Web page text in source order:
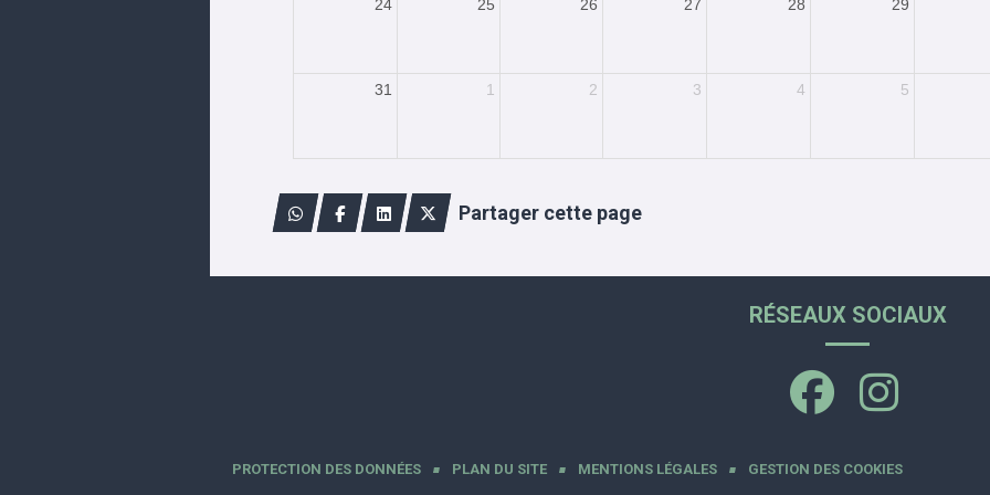
24 25 26 27 28 29
31 1 2 3 4 5
Partager cette page
RÉSEAUX SOCIAUX
PROTECTION DES DONNÉES PLAN DU SITE MENTIONS LÉGALES GESTION DES COOKIES